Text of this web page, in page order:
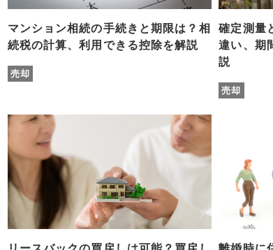
マンション相続の手続きと期限は？相
続税の計算、利用できる控除を解説
売却
確定測量
違い、期
説
売却